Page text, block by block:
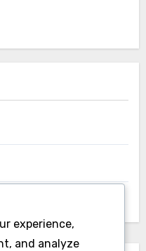
experience,
and analyze